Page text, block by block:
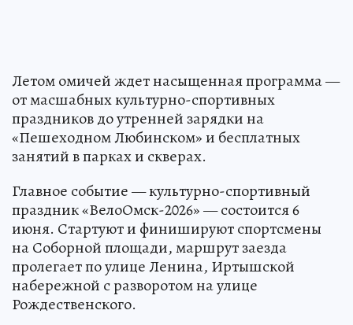
Летом омичей ждет насыщенная программа —
от масшабных культурно-спортивных
праздников до утренней зарядки на
«Пешеходном Любинском» и бесплатных
занятий в парках и скверах.
Главное событие — культурно-спортивный
праздник «ВелоОмск-2026» — состоится 6
июня. Стартуют и финишируют спортсмены
на Соборной площади, маршрут заезда
пролегает по улице Ленина, Иртышской
набережной с разворотом на улице
Рождественского.